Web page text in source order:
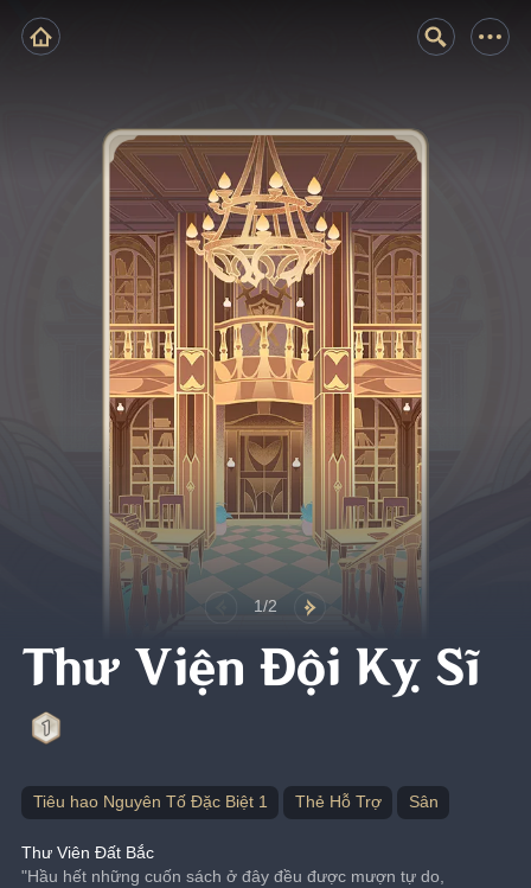
1/2
Thư Viện Đội Kỵ Sĩ
Tiêu hao Nguyên Tố Đặc Biệt 1 Thẻ Hỗ Trợ Sân
Thư Viên Đất Bắc
"Hầu hết những cuốn sách ở đây đều được mượn tự do,